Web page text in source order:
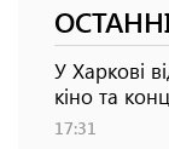
У Харкові
кіно та
17:31